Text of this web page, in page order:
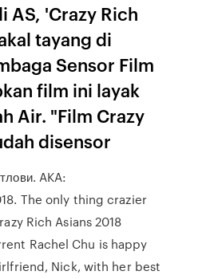
AS, 'Crazy Rich
tayang di
Sensor Film
film ini layak
Air. "Film Crazy
disensor
AKA:
The only thing crazier
Rich Asians 2018
Rachel Chu is happy
Nick, with her best